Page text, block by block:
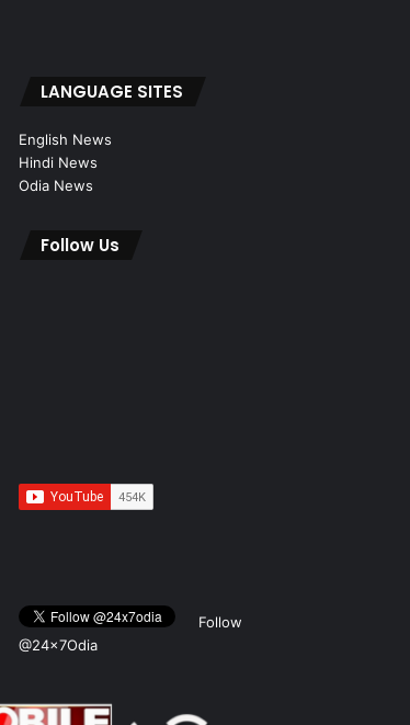
LANGUAGE SITES
English News
Hindi News
Odia News
Follow Us
Follow
@24x7Odia